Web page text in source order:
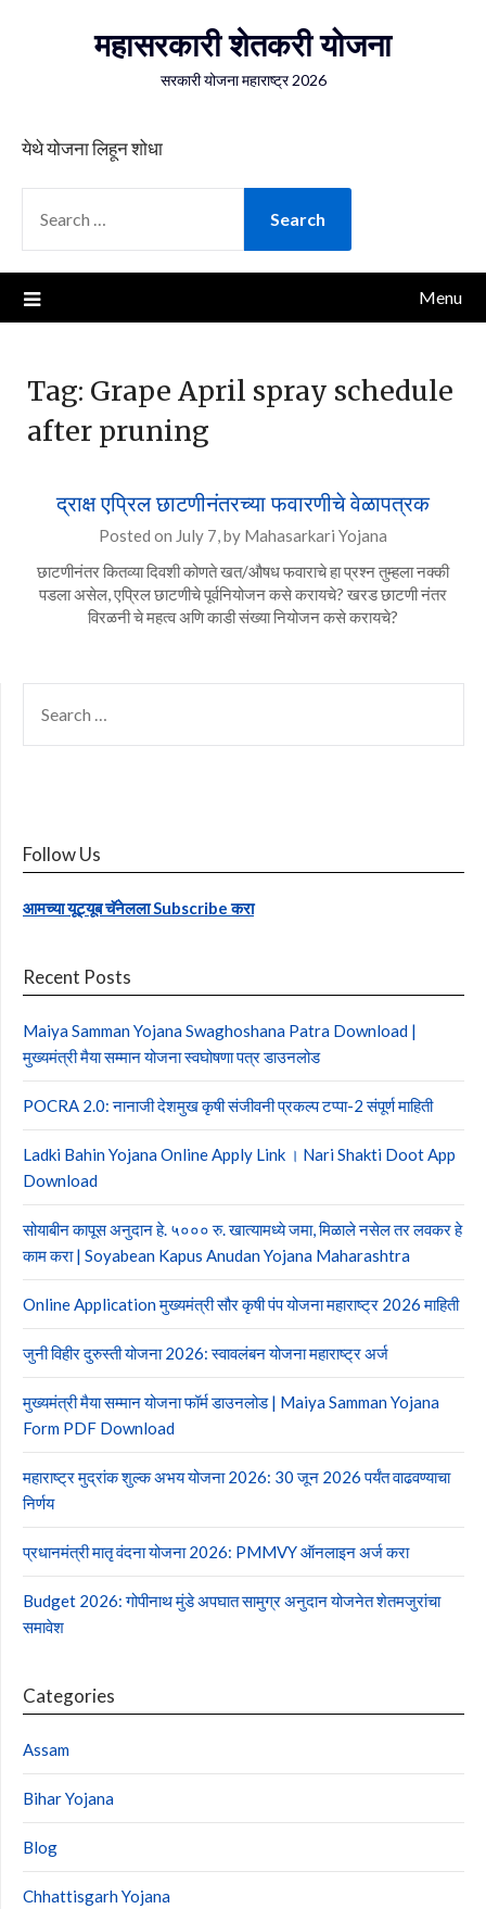
महासरकारी शेतकरी योजना
सरकारी योजना महाराष्ट्र 2026
येथे योजना लिहून शोधा
FOR:
Menu
Tag: Grape April spray schedule
after pruning
द्राक्ष एप्रिल छाटणीनंतरच्या फवारणीचे वेळापत्रक
Posted on July 7,by Mahasarkari Yojana
छाटणीनंतर कितव्या दिवशी कोणते खत/औषध फवाराचे हा प्रश्न तुम्हला नक्की
पडला असेल, एप्रिल छाटणीचे पूर्वनियोजन कसे करायचे? खरड छाटणी नंतर
विरळनी चे महत्व अणि काडी संख्या नियोजन कसे करायचे?
FOR:
Follow Us
आमच्या यूट्यूब चॅनेलला Subscribe करा
Recent Posts
Maiya Samman Yojana Swaghoshana Patra Download |
मुख्यमंत्री मैया सम्मान योजना स्वघोषणा पत्र डाउनलोड
POCRA 2.0: नानाजी देशमुख कृषी संजीवनी प्रकल्प टप्पा-2 संपूर्ण माहिती
Ladki Bahin Yojana Online Apply Link । Nari Shakti Doot App
Download
सोयाबीन कापूस अनुदान हे. ५००० रु. खात्यामध्ये जमा, मिळाले नसेल तर लवकर हे
काम करा | Soyabean Kapus Anudan Yojana Maharashtra
Online Application मुख्यमंत्री सौर कृषी पंप योजना महाराष्ट्र 2026 माहिती
जुनी विहीर दुरुस्ती योजना 2026: स्वावलंबन योजना महाराष्ट्र अर्ज
मुख्यमंत्री मैया सम्मान योजना फॉर्म डाउनलोड | Maiya Samman Yojana
Form PDF Download
महाराष्ट्र मुद्रांक शुल्क अभय योजना 2026: 30 जून 2026 पर्यंत वाढवण्याचा
निर्णय
प्रधानमंत्री मातृ वंदना योजना 2026: PMMVY ऑनलाइन अर्ज करा
Budget 2026: गोपीनाथ मुंडे अपघात सामुग्र अनुदान योजनेत शेतमजुरांचा
समावेश
Categories
Assam
Bihar Yojana
Blog
Chhattisgarh Yojana